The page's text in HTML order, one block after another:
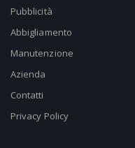
Pubblicità
Abbigliamento
Manutenzione
Azienda
Contatti
Privacy Policy